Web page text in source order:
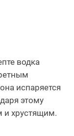
водка
испаряется
этому
и хрустящим.